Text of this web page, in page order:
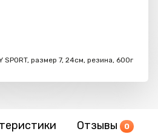
размер 7, 24см, резина, 600г
Отзывы 0